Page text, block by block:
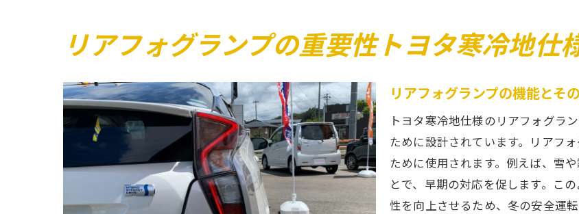
リアフォグランプの重要性トヨタ寒冷地仕
リアフォグランプの機能とそ
トヨタ寒冷地仕様のリアフォグラ
ために設計されています。リアフ
ために使用されます。例えば、雪
とで、早期の対応を促します。こ
性を向上させるため、冬の安全運